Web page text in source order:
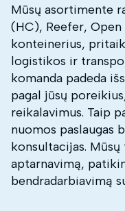
Mūsų asortimente
(HC), Reefer,
konteinerius,
logistikos ir
komanda padeda
pagal jūsų
reikalavimus. Taip
nuomos paslaugas
konsultacijas.
aptarnavimą,
bendradarbiavimą